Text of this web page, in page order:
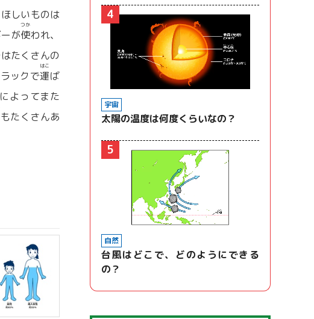
しいものは
が使
つか
われ、
たくさんの
ックで運
はこ
ば
よってまた
もたくさんあ
4
宇宙
太陽の温度は何度くらいなの？
5
自然
台風はどこで、どのようにできる
の？